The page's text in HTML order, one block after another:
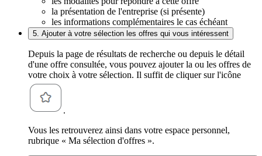
la présentation de l'entreprise (si présente)
les informations complémentaires le cas échéant
5. Ajouter à votre sélection les offres qui vous intéressent
Depuis la page de résultats de recherche ou depuis le détail
d'une offre consultée, vous pouvez ajouter la ou les offres de
votre choix à votre sélection. Il suffit de cliquer sur l'icône
.
Vous les retrouverez ainsi dans votre espace personnel,
rubrique « Ma sélection d'offres ».